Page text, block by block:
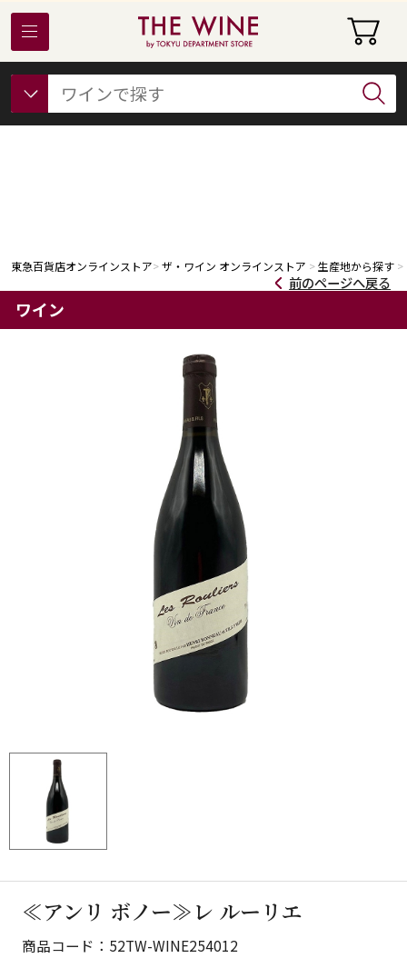
東急百貨店オンラインストアについて
フード ビューティー ギフト&ライフスタイル
東急百貨店オンラインストア ザ・ワイン オンラインストア 生産地から探す
前のページへ戻る
≪アンリ ボノー≫レ ルーリエ
商品コード：52TW-WINE254012
ワイン